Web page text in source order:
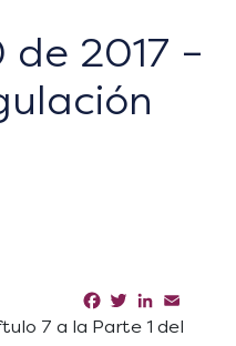
2017 –
Facebook
TwitterLinkedIn
7 a la Parte 1 del